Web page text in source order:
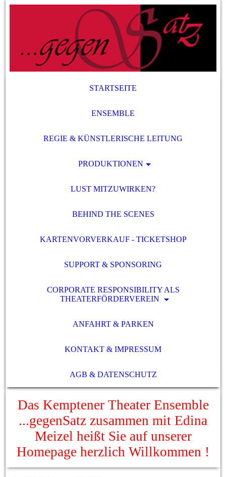
STARTSEITE
ENSEMBLE
REGIE & KÜNSTLERISCHE LEITUNG
PRODUKTIONEN
LUST MITZUWIRKEN?
BEHIND THE SCENES
KARTENVORVERKAUF - TICKETSHOP
SUPPORT & SPONSORING
CORPORATE RESPONSIBILITY ALS
THEATERFÖRDERVEREIN
ANFAHRT & PARKEN
KONTAKT & IMPRESSUM
AGB & DATENSCHUTZ
Das Kemptener Theater Ensemble
...gegenSatz zusammen mit Edina
Meizel heißt Sie auf unserer
Homepage herzlich Willkommen !